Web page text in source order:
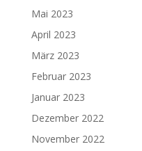
Mai 2023
April 2023
März 2023
Februar 2023
Januar 2023
Dezember 2022
November 2022